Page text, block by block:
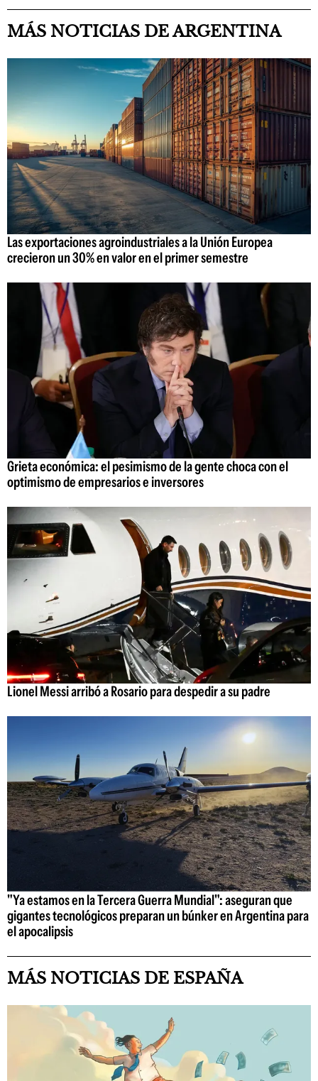
MÁS NOTICIAS DE ARGENTINA
Las exportaciones agroindustriales a la Unión Europea
crecieron un 30% en valor en el primer semestre
Grieta económica: el pesimismo de la gente choca con el
optimismo de empresarios e inversores
Lionel Messi arribó a Rosario para despedir a su padre
"Ya estamos en la Tercera Guerra Mundial": aseguran que
gigantes tecnológicos preparan un búnker en Argentina para
el apocalipsis
MÁS NOTICIAS DE ESPAÑA